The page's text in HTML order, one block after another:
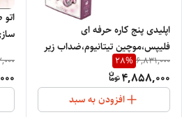
اپلیدی پنج کاره حرفه ای
فلیپس،موچین تیتانیوم،ضداب زیر
دوشی ،دور متور 6400
6,831,000
28%
4,858,000
افزودن به سبد